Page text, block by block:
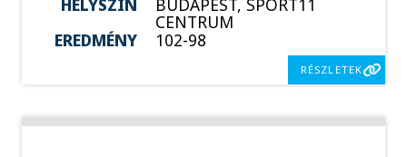
HELYSZÍN
BUDAPEST, SPORT11
CENTRUM
EREDMÉNY
102-98
RÉSZLETEK